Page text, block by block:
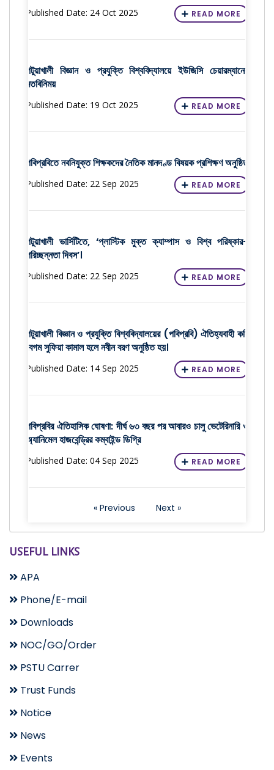
Published Date: 24 Oct 2025 READ MORE
পটুয়াখালী বিজ্ঞান ও প্রযুক্তি বিশ্ববিদ্যালয়ে ইউজিসি চেয়ারম্যানের
মতবিনিময়
Published Date: 19 Oct 2025 READ MORE
পবিপ্রবিতে নবনিযুক্ত শিক্ষকদের নৈতিক মানদণ্ড বিষয়ক প্রশিক্ষণ অনুষ্ঠিত
Published Date: 22 Sep 2025 READ MORE
পটুয়াখালী ভার্সিটিতে, ‘প্লাস্টিক মুক্ত ক্যাম্পাস ও বিশ্ব পরিষ্কার-
পরিচ্ছন্নতা দিবস’।
Published Date: 22 Sep 2025 READ MORE
পটুয়াখালী বিজ্ঞান ও প্রযুক্তি বিশ্ববিদ্যালয়ের (পবিপ্রবি) ঐতিহ্যবাহী কবি
বেগম সুফিয়া কামাল হলে নবীন বরণ অনুষ্ঠিত হয়।
Published Date: 14 Sep 2025 READ MORE
পবিপ্রবির ঐতিহাসিক ঘোষণা: দীর্ঘ ৬৩ বছর পর আবারও চালু ভেটেরিনারি ও
অ্যানিমেল হাজবেন্ড্রির কম্বাইন্ড ডিগ্রি
Published Date: 04 Sep 2025 READ MORE
« Previous Next »
USEFUL LINKS
APA
Phone/E-mail
Downloads
NOC/GO/Order
PSTU Carrer
Trust Funds
Notice
News
Events